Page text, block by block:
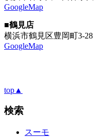
GoogleMap
■鶴見店
横浜市鶴見区豊岡町3-28
GoogleMap
top▲
検索
スーモ